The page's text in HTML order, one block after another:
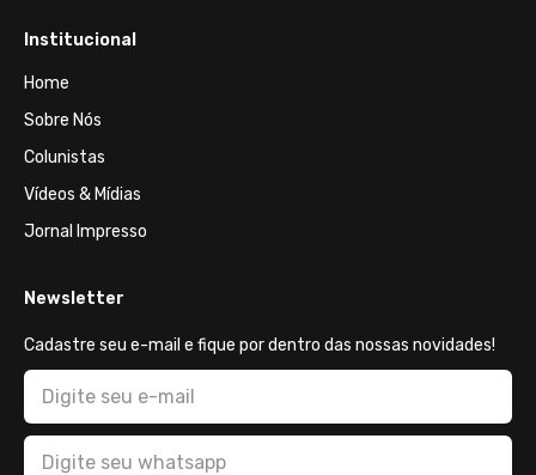
Institucional
Home
Sobre Nós
Colunistas
Vídeos & Mídias
Jornal Impresso
Newsletter
Cadastre seu e-mail e fique por dentro das nossas novidades!